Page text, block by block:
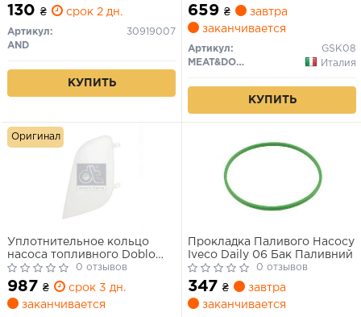
130 ₴ срок 2 дн.
Артикул:
30919007
AND
КУПИТЬ
659 ₴
завтра
заканчивается
Артикул:
GSK08
MEAT&DORIA
Италия
КУПИТЬ
Уплотнительное кольцо
насоса топливного Doblo
2000-
0 отзывов
987 ₴
срок 3 дн.
заканчивается
Оригинал
Прокладка Паливого Насосу
Iveco Daily 06 Бак Паливний
0 отзывов
347 ₴
завтра
заканчивается